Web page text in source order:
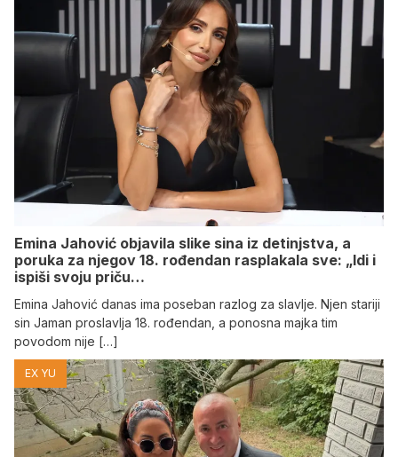
Emina Jahović objavila slike sina iz detinjstva, a
poruka za njegov 18. rođendan rasplakala sve: „Idi i
ispiši svoju priču…
Emina Jahović danas ima poseban razlog za slavlje. Njen stariji
sin Jaman proslavlja 18. rođendan, a ponosna majka tim
povodom nije […]
EX YU